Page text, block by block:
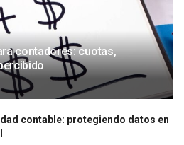
contadores: cuotas,
contable: protegiendo datos en